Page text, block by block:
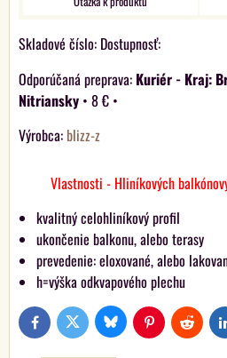
Skladové číslo: Dostupnosť:
Kuriér - Kraj:
Nitriansky • 8 € •
Výrobca: blizz-z
Vlastnosti - Hliníkových
kvalitný celohliníkový profil
ukončenie balkonu, alebo terasy
prevedenie: eloxované, alebo
h=výška odkvapového plechu
FacebookTwitter Bluesky PinterestReddit